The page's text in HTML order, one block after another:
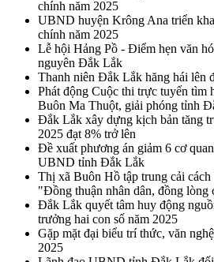
chính năm 2025
UBND huyện Krông Ana triển
chính năm 2025
Lễ hội Hảng Pồ - Điểm hẹn văn
nguyên Đắk Lắk
Thanh niên Đắk Lắk hăng hái lên
Phát động Cuộc thi trực tuyến tìm
Buôn Ma Thuột, giải phóng tỉnh
Đắk Lắk xây dựng kịch bản tăng
2025 đạt 8% trở lên
Đề xuất phương án giảm 6 cơ
UBND tỉnh Đắk Lắk
Thị xã Buôn Hồ tập trung cải
"Đồng thuận nhân dân, đồng lòng
Đắk Lắk quyết tâm huy động
trưởng hai con số năm 2025
Gặp mặt đại biểu trí thức, văn
2025